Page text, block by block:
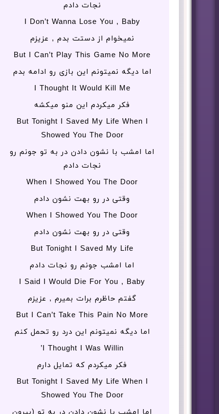
نجات دادم
I Don’t Wanna Lose You , Baby
نمیخوام از دستت بدم , عزیزم
But I Can’t Play This Gamе No More
اما دیگه نمیتونم این بازی رو ادامه بدم
I Thought It Would Kill Me
فکر میکردم این منو میکشه
But Tonight I Saved My Lifе When I
Showed You The Door
اما امشب با نشون دادن در به تو جونم رو
نجات دادم
When I Showed You The Door
وقتی در رو بهت نشون دادم
When I Showed You The Door
وقتی در رو بهت نشون دادم
But Tonight I Saved My Life
اما امشب جونم رو نجات دادم
I Said I Would Die For You , Baby
گفتم حاظرم برات بمیرم , عزیزم
But I Can’t Take This Pain No More
اما دیگه نمیتونم این درد رو تحمل کنم
I Thought I Was Willin’
فکر میکردم که تمایل دارم
But Tonight I Saved My Life When I
Showed You The Door